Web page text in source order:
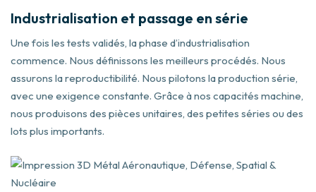
Industrialisation et passage en série
Une fois les tests validés, la phase d’industrialisation
commence. Nous définissons les meilleurs procédés. Nous
assurons la reproductibilité. Nous pilotons la production série,
avec une exigence constante. Grâce à nos capacités machine,
nous produisons des pièces unitaires, des petites séries ou des
lots plus importants.